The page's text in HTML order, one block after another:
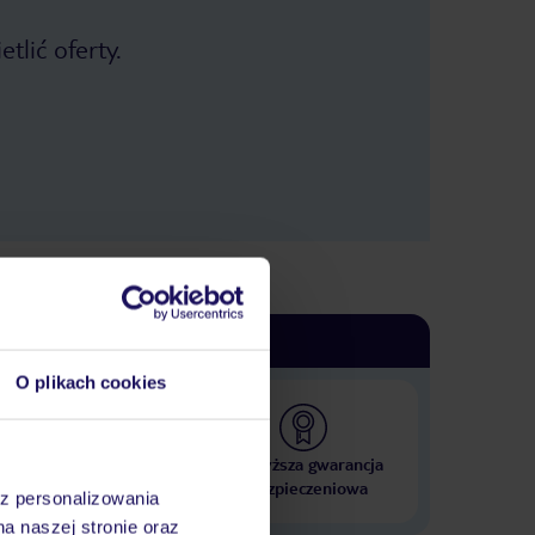
O plikach cookies
personalizowania
naszej stronie oraz
oferty.
krajach
Najwyższa gwarancja
ubezpieczeniowa